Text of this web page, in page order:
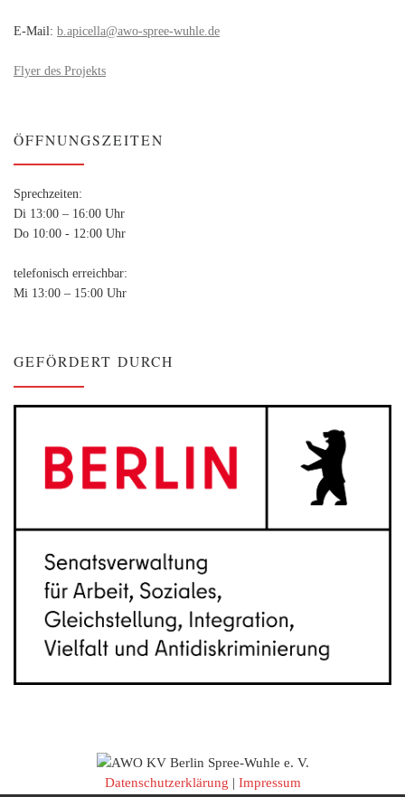
E-Mail: b.apicella@awo-spree-wuhle.de
Flyer des Projekts
ÖFFNUNGSZEITEN
Sprechzeiten:
Di 13:00 – 16:00 Uhr
Do 10:00 - 12:00 Uhr
telefonisch erreichbar:
Mi 13:00 – 15:00 Uhr
GEFÖRDERT DURCH
Datenschutzerklärung | Impressum